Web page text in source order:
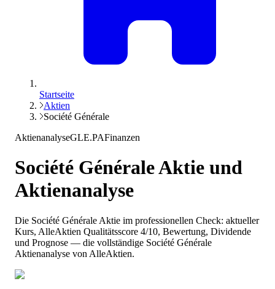
Startseite
Aktien
Société Générale
AktienanalyseGLE.PAFinanzen
Société GénéraleAktie und
Aktienanalyse
Die Société Générale Aktie im professionellen Check: aktueller
Kurs, AlleAktien Qualitätsscore 4/10, Bewertung, Dividende
und Prognose — die vollständige Société Générale
Aktienanalyse von AlleAktien.